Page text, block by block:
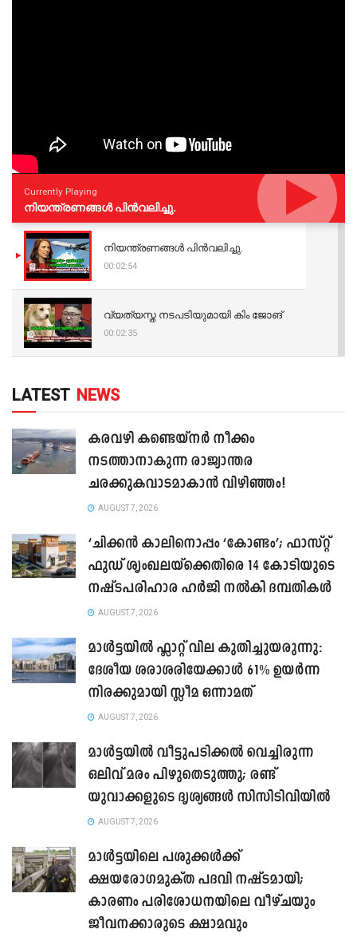
Currently Playing
നിയന്ത്രണങ്ങള്‍ പിന്‍വലിച്ചു.
നിയന്ത്രണങ്ങള്‍ പിന്‍വലിച്ചു.
00:02:54
വ്യത്യസ്ത നടപടിയുമായി കിം ജോങ്
00:02:35
LATEST NEWS
കരവഴി കണ്ടെയ്നർ നീക്കം
നടത്താനാകുന്ന രാജ്യാന്തര
ചരക്കുകവാടമാകാൻ വിഴിഞ്ഞം!
AUGUST 7, 2026
‘ചിക്കൻ കാലിനൊപ്പം ‘കോണ്ടം’; ഫാസ്റ്റ്
ഫുഡ് ശൃംഖലയ്ക്കെതിരെ 14 കോടിയുടെ
നഷ്ടപരിഹാര ഹർജി നൽകി ദമ്പതികൾ
AUGUST 7, 2026
മാൾട്ടയിൽ ഫ്ലാറ്റ് വില കുതിച്ചുയരുന്നു:
ദേശീയ ശരാശരിയേക്കാൾ 61% ഉയർന്ന
നിരക്കുമായി സ്ലീമ ഒന്നാമത്
AUGUST 7, 2026
മാൾട്ടയിൽ വീട്ടുപടിക്കൽ വെച്ചിരുന്ന
ഒലിവ് മരം പിഴുതെടുത്തു; രണ്ട്
യുവാക്കളുടെ ദൃശ്യങ്ങൾ സിസിടിവിയിൽ
AUGUST 7, 2026
മാൾട്ടയിലെ പശുക്കൾക്ക്
ക്ഷയരോഗമുക്ത പദവി നഷ്ടമായി;
കാരണം പരിശോധനയിലെ വീഴ്ചയും
ജീവനക്കാരുടെ ക്ഷാമവും